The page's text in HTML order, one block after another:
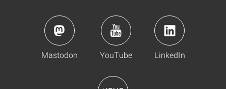
Mastodon YouTube LinkedIn